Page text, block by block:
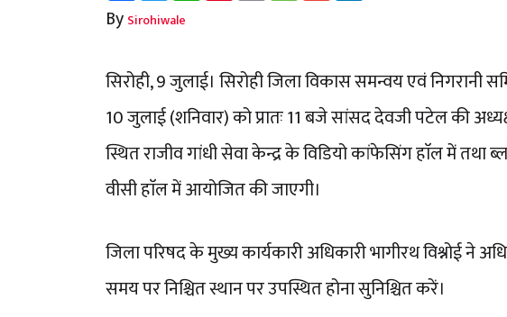
By Sirohiwale
सिरोही, 9 जुलाई। सिरोही जिला विकास समन्वय एवं निगरानी
10 जुलाई (शनिवार) को प्रातः 11 बजे सांसद देवजी पटेल की
स्थित राजीव गांधी सेवा केन्द्र के विडियो कांफेसिंग हाॅल में तथा
वीसी हाॅल में आयोजित की जाएगी।
जिला परिषद के मुख्य कार्यकारी अधिकारी भागीरथ विश्नोई ने
समय पर निश्चित स्थान पर उपस्थित होना सुनिश्चित करें।